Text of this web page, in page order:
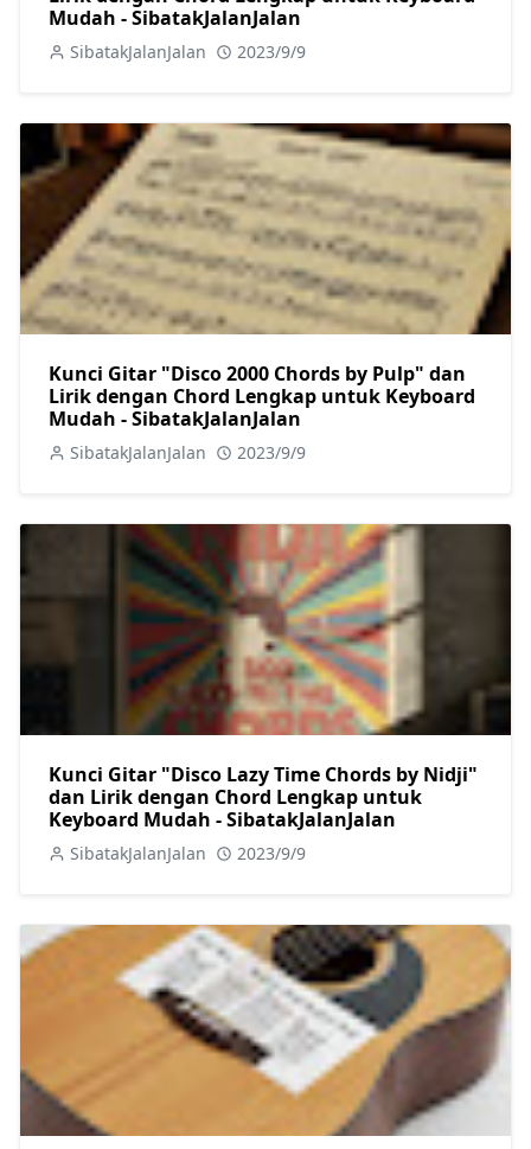
Mudah - SibatakJalanJalan
SibatakJalanJalan 2023/9/9
Kunci Gitar "Disco 2000 Chords by Pulp" dan
Lirik dengan Chord Lengkap untuk Keyboard
Mudah - SibatakJalanJalan
SibatakJalanJalan 2023/9/9
Kunci Gitar "Disco Lazy Time Chords by Nidji"
dan Lirik dengan Chord Lengkap untuk
Keyboard Mudah - SibatakJalanJalan
SibatakJalanJalan 2023/9/9